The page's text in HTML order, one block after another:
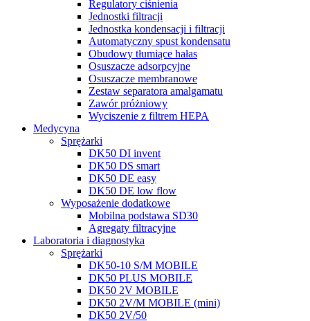
Regulatory ciśnienia
Jednostki filtracji
Jednostka kondensacji i filtracji
Automatyczny spust kondensatu
Obudowy tłumiące hałas
Osuszacze adsorpcyjne
Osuszacze membranowe
Zestaw separatora amalgamatu
Zawór próżniowy
Wyciszenie z filtrem HEPA
Medycyna
Sprężarki
DK50 DI invent
DK50 DS smart
DK50 DE easy
DK50 DE low flow
Wyposażenie dodatkowe
Mobilna podstawa SD30
Agregaty filtracyjne
Laboratoria i diagnostyka
Sprężarki
DK50-10 S/M MOBILE
DK50 PLUS MOBILE
DK50 2V MOBILE
DK50 2V/M MOBILE (mini)
DK50 2V/50